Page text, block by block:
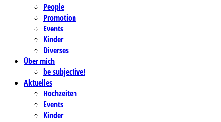
People
Promotion
Events
Kinder
Diverses
Über mich
be subjective!
Aktuelles
Hochzeiten
Events
Kinder